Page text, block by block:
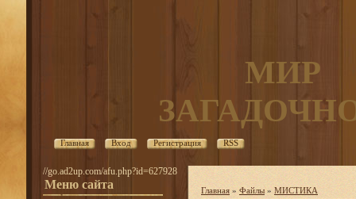
МИР
Главная Вход Регистрация RSS
//go.ad2up.com/afu.php?id=627928
Меню сайта Главная » Файлы » МИСТИКА